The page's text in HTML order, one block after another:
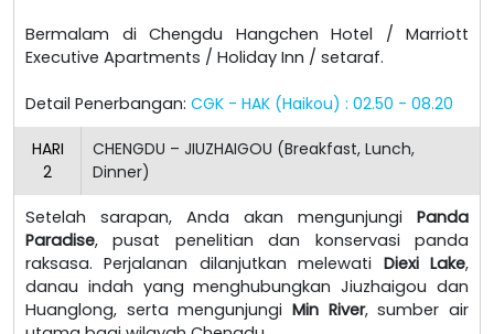
Bermalam di Chengdu Hangchen Hotel / Marriott
Executive Apartments / Holiday Inn / setaraf.
Detail Penerbangan: CGK - HAK (Haikou) : 02.50 - 08.20
HARI
2
CHENGDU – JIUZHAIGOU (Breakfast, Lunch,
Dinner)
Setelah sarapan, Anda akan mengunjungi Panda
Paradise, pusat penelitian dan konservasi panda
raksasa. Perjalanan dilanjutkan melewati Diexi Lake,
danau indah yang menghubungkan Jiuzhaigou dan
Huanglong, serta mengunjungi Min River, sumber air